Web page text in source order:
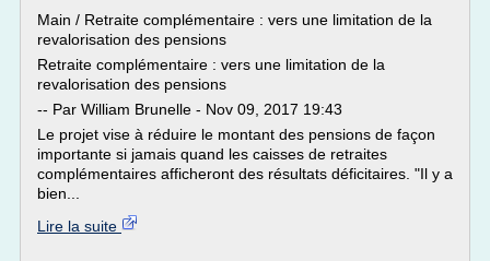
Main / Retraite complémentaire : vers une limitation de la
revalorisation des pensions
Retraite complémentaire : vers une limitation de la
revalorisation des pensions
-- Par William Brunelle - Nov 09, 2017 19:43
Le projet vise à réduire le montant des pensions de façon
importante si jamais quand les caisses de retraites
complémentaires afficheront des résultats déficitaires. "Il y a
bien...
Lire la suite